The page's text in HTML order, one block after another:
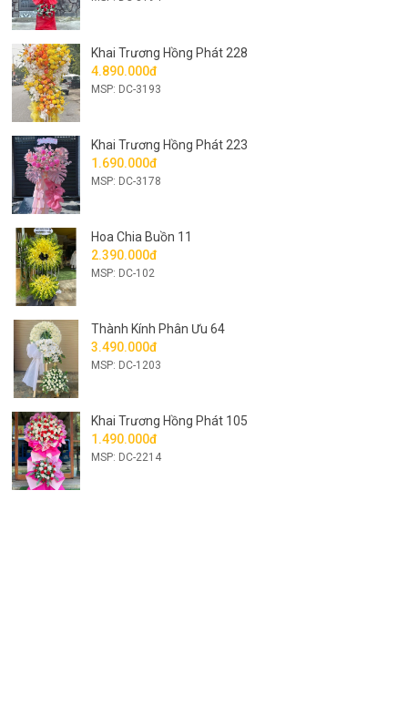
Khai Trương Hồng Phát 228
4.890.000đ
MSP: DC-3193
Khai Trương Hồng Phát 223
1.690.000đ
MSP: DC-3178
Hoa Chia Buồn 11
2.390.000đ
MSP: DC-102
Thành Kính Phân Ưu 64
3.490.000đ
MSP: DC-1203
Khai Trương Hồng Phát 105
1.490.000đ
MSP: DC-2214